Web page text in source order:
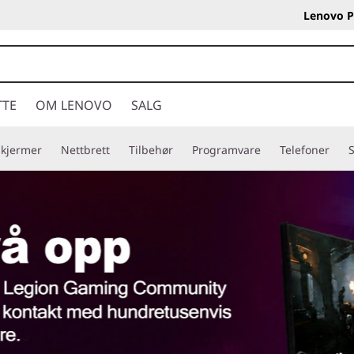
Lenovo
OM LENOVO SALG
Nettbrett Tilbehør Programvare Telefoner